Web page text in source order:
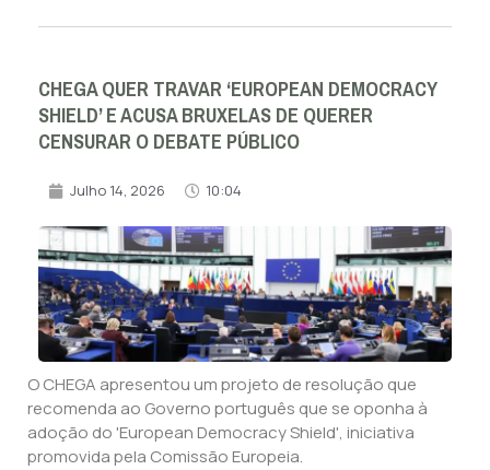
CHEGA QUER TRAVAR ‘EUROPEAN DEMOCRACY
SHIELD’ E ACUSA BRUXELAS DE QUERER
CENSURAR O DEBATE PÚBLICO
Julho 14, 2026 10:04
O CHEGA apresentou um projeto de resolução que
recomenda ao Governo português que se oponha à
adoção do 'European Democracy Shield', iniciativa
promovida pela Comissão Europeia.